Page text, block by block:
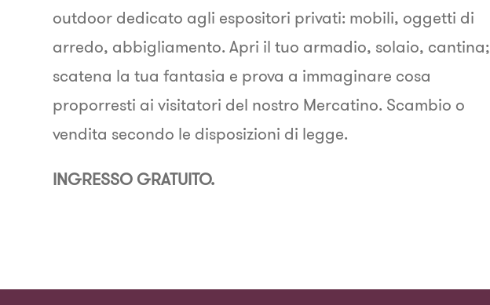
outdoor dedicato agli espositori privati: mobili, oggetti di
arredo, abbigliamento. Apri il tuo armadio, solaio, cantina;
scatena la tua fantasia e prova a immaginare cosa
proporresti ai visitatori del nostro Mercatino. Scambio o
vendita secondo le disposizioni di legge.
INGRESSO GRATUITO.